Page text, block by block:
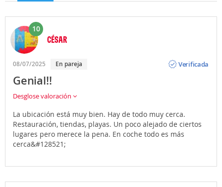
10
CÉSAR
08/07/2025 En pareja
Verificada
Genial!!
Desglose valoración
La ubicación está muy bien. Hay de todo muy cerca.
Restauración, tiendas, playas. Un poco alejado de ciertos
lugares pero merece la pena. En coche todo es más
cerca&#128521;